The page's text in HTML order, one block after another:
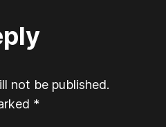
not be published.
*